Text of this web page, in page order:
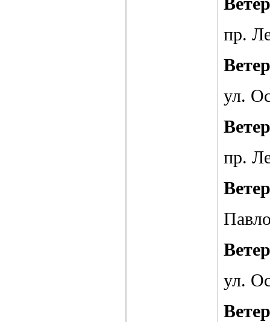
пр.
ул.
пр.
ул.